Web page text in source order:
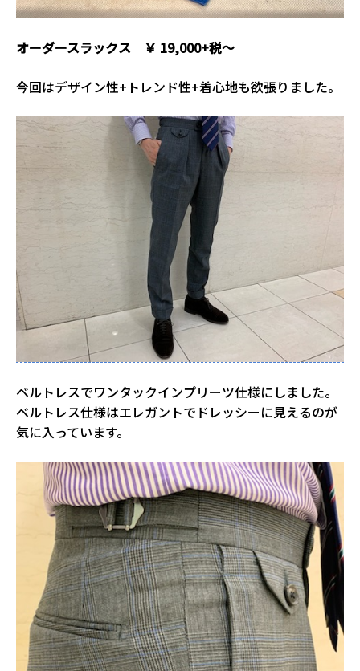
オーダースラックス ￥ 19,000+税～
今回はデザイン性+トレンド性+着心地も欲張りました。
ベルトレスでワンタックインプリーツ仕様にしました。
ベルトレス仕様はエレガントでドレッシーに見えるのが
気に入っています。